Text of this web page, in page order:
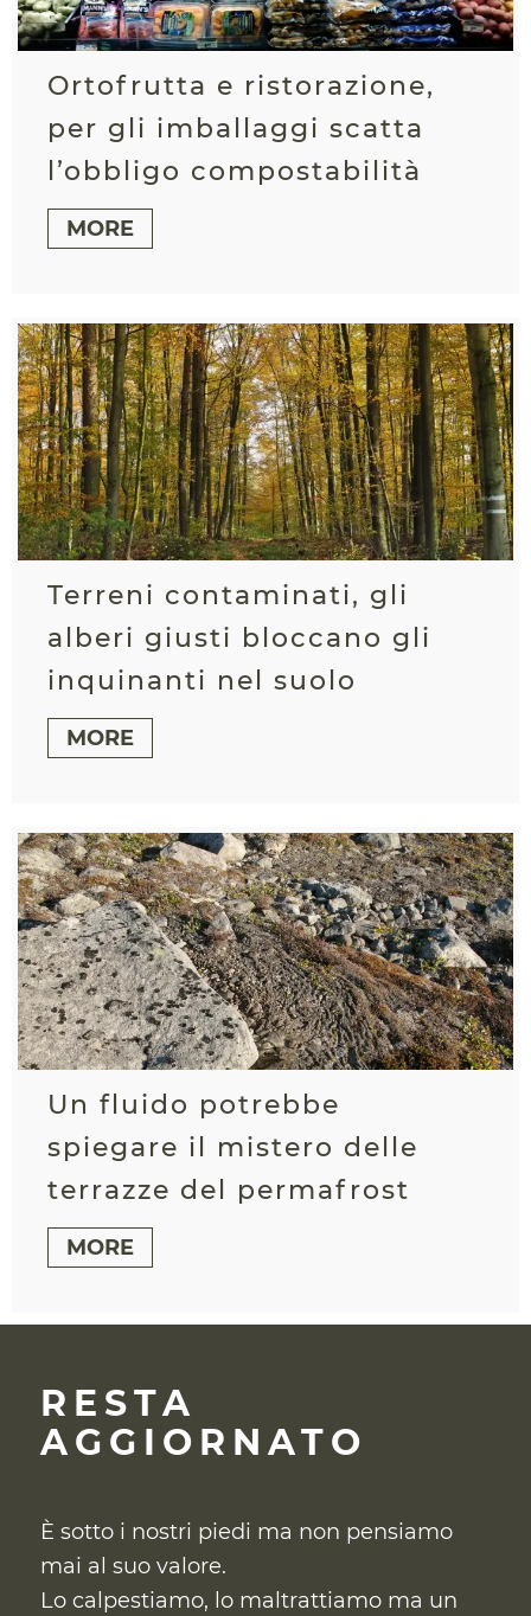
Ortofrutta e ristorazione,
per gli imballaggi scatta
l’obbligo compostabilità
MORE
Terreni contaminati, gli
alberi giusti bloccano gli
inquinanti nel suolo
MORE
Un fluido potrebbe
spiegare il mistero delle
terrazze del permafrost
MORE
RESTA
AGGIORNATO
È sotto i nostri piedi ma non pensiamo
mai al suo valore.
Lo calpestiamo, lo maltrattiamo ma un